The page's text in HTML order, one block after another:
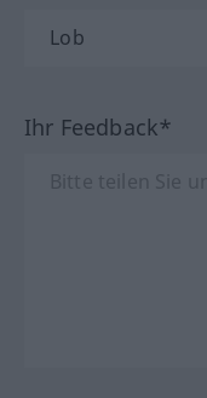
Ihr Feedback*